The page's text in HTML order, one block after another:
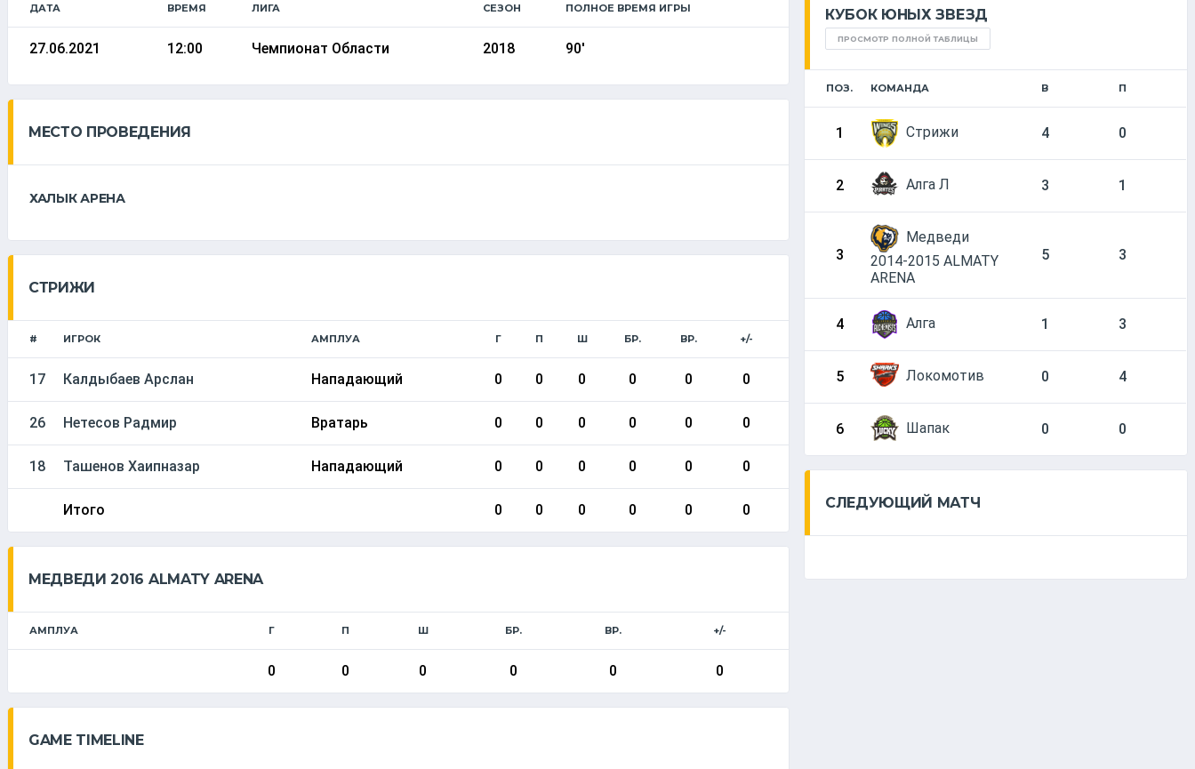
ДАТА ВРЕМЯ ЛИГА СЕЗОН ПОЛНОЕ ВРЕМЯ ИГРЫ
27.06.2021 12:00 Чемпионат Области 2018 90'
МЕСТО ПРОВЕДЕНИЯ
ХАЛЫК АРЕНА
СТРИЖИ
# ИГРОК АМПЛУА Г П Ш БР. ВР. +/-
17 Калдыбаев Арслан Нападающий 0 0 0 0 0 0
26 Нетесов Радмир Вратарь 0 0 0 0 0 0
18 Ташенов Хаипназар Нападающий 0 0 0 0 0 0
Итого 0 0 0 0 0 0
МЕДВЕДИ 2016 ALMATY ARENA
АМПЛУА Г П Ш БР. ВР. +/-
0 0 0 0 0 0
GAME TIMELINE
КУБОК ЮНЫХ ЗВЕЗД
ПРОСМОТР ПОЛНОЙ ТАБЛИЦЫ
ПОЗ. КОМАНДА В П
1 Стрижи 4 0
2 Алга Л 3 1
3
Медведи
2014-2015 ALMATY
ARENA
5 3
4 Алга 1 3
5 Локомотив 0 4
6 Шапак 0 0
СЛЕДУЮЩИЙ МАТЧ